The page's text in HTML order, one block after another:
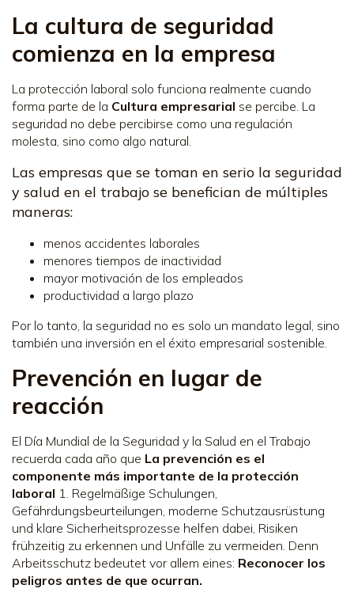
La cultura de seguridad
comienza en la empresa
La protección laboral solo funciona realmente cuando
forma parte de la Cultura empresarial se percibe. La
seguridad no debe percibirse como una regulación
molesta, sino como algo natural.
Las empresas que se toman en serio la seguridad
y salud en el trabajo se benefician de múltiples
maneras:
menos accidentes laborales
menores tiempos de inactividad
mayor motivación de los empleados
productividad a largo plazo
Por lo tanto, la seguridad no es solo un mandato legal, sino
también una inversión en el éxito empresarial sostenible.
Prevención en lugar de
reacción
El Día Mundial de la Seguridad y la Salud en el Trabajo
recuerda cada año que La prevención es el
componente más importante de la protección
laboral 1. Regelmäßige Schulungen,
Gefährdungsbeurteilungen, moderne Schutzausrüstung
und klare Sicherheitsprozesse helfen dabei, Risiken
frühzeitig zu erkennen und Unfälle zu vermeiden. Denn
Arbeitsschutz bedeutet vor allem eines: Reconocer los
peligros antes de que ocurran.